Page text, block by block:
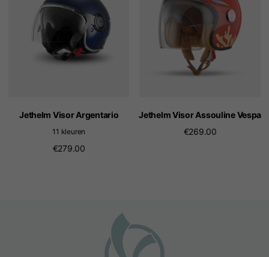
Jethelm Visor Argentario
11 kleuren
€279.00
Jethelm Visor Assouline Vespa
€269.00